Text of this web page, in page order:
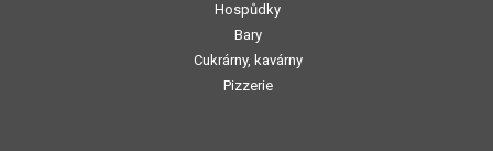
Hospůdky
Bary
Cukrárny, kavárny
Pizzerie